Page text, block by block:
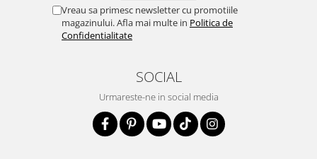
Vreau sa primesc newsletter cu promotiile
magazinului. Afla mai multe in Politica de
Confidentialitate
SOCIAL
Urmareste-ne in social media